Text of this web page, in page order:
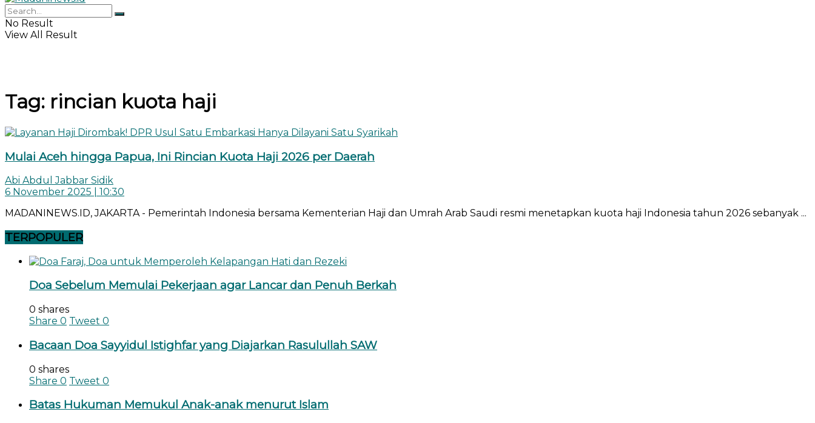
No Result
View All Result
Tag: rincian kuota haji
Mulai Aceh hingga Papua, Ini Rincian Kuota Haji 2026 per Daerah
Abi Abdul Jabbar Sidik
6 November 2025 | 10:30
MADANINEWS.ID, JAKARTA - Pemerintah Indonesia bersama Kementerian Haji dan Umrah Arab Saudi resmi menetapkan kuota haji Indonesia tahun 2026 sebanyak ...
TERPOPULER
Doa Sebelum Memulai Pekerjaan agar Lancar dan Penuh Berkah
0 shares
Share 0 Tweet 0
Bacaan Doa Sayyidul Istighfar yang Diajarkan Rasulullah SAW
0 shares
Share 0 Tweet 0
Batas Hukuman Memukul Anak-anak menurut Islam